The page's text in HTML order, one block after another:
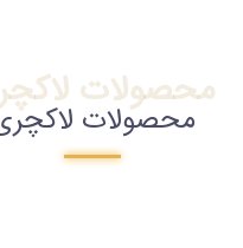
محصولات
محصولات